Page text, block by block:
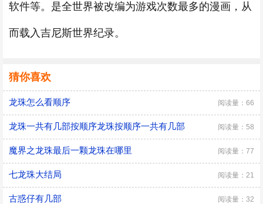
软件等。是全世界被改编为游戏次数最多的漫画，从
而载入吉尼斯世界纪录。
猜你喜欢
龙珠怎么看顺序 阅读量：66
龙珠一共有几部按顺序龙珠按顺序一共有几部 阅读量：58
魔界之龙珠最后一颗龙珠在哪里 阅读量：77
七龙珠大结局 阅读量：21
古惑仔有几部 阅读量：32